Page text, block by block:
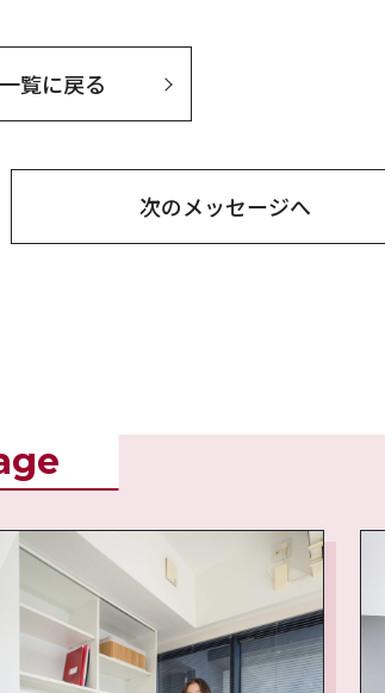
覧に戻る
次のメッセージへ